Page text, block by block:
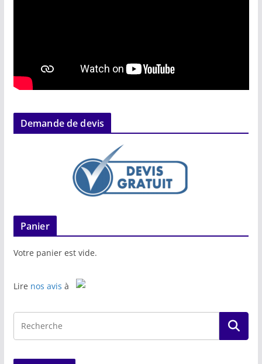
Demande de devis
Panier
Votre panier est vide.
Lire nos avis à